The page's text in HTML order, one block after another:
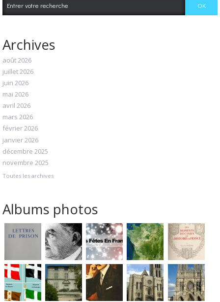
Archives
août 2026
juillet 2026
juin 2026
mai 2026
avril 2026
mars 2026
février 2026
janvier 2026
décembre 2025
novembre 2025
Toutes les archives
Albums photos